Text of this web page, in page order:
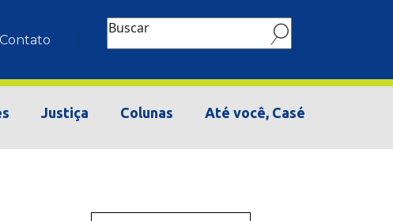
Contato
Buscar
Justiça Colunas Até você, Casé